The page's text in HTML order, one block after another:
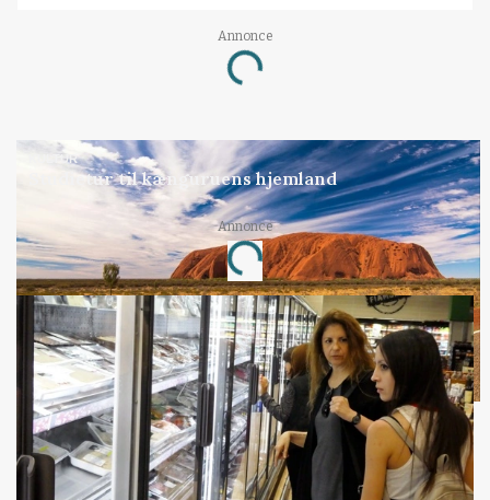
Annonce
Loading...
KULTUR
Studietur til kænguruens hjemland
Annonce
Loading...